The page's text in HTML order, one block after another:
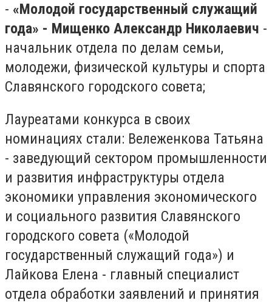
-​ «Молодой государственный служащий
года» - Мищенко Александр Николаевич -
начальник отдела по делам семьи,
молодежи, физической культуры и спорта
Славянского городского совета;
Лауреатами конкурса в своих
номинациях стали: Вележенкова Татьяна
- заведующий сектором промышленности
и развития инфраструктуры отдела
экономики управления экономического
и социального развития Славянского
городского совета («Молодой
государственный служащий года») и
Лайкова Елена - главный специалист
отдела обработки заявлений и принятия